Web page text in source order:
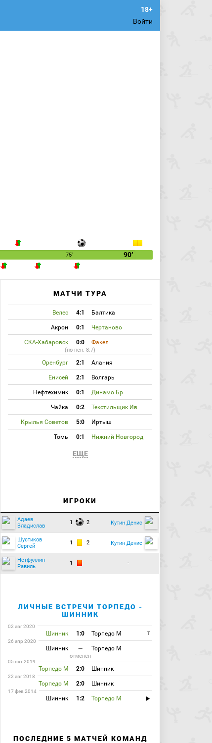
Войти
75′ 90′
МАТЧИ ТУРА
Велес 4:1 Балтика
Акрон 0:1 Чертаново
СКА-Хабаровск 0:0 Факел
(по пен. 8:7)
Оренбург 2:1 Алания
Енисей 2:1 Волгарь
Нефтехимик 0:1 Динамо Бр
Чайка 0:2 Текстильщик Ив
Крылья Советов 5:0 Иртыш
Томь 0:1 Нижний Новгород
ЕЩЕ
ИГРОКИ
Адаев
Владислав
1 2 Кутин Денис
Шустиков
Сергей
1 2 Кутин Денис
Нетфуллин
Равиль
1 -
ЛИЧНЫЕ ВСТРЕЧИ ТОРПЕДО -
ШИННИК
02 авг 2020
Шинник 1:0 Торпедо М
T
26 апр 2020
Шинник — Торпедо М
отменён
05 окт 2019
Торпедо М 2:0 Шинник
22 авг 2018
Торпедо М 2:0 Шинник
17 фев 2014
Шинник 1:2 Торпедо М
ПОСЛЕДНИЕ 5 МАТЧЕЙ КОМАНД